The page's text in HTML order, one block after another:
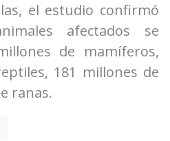
el estudio confirmó
afectados se
de mamíferos,
181 millones de
ranas.